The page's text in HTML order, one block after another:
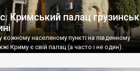
Кримський палац
населеному пункті на південному
Криму є свій палац (а часто і не один).